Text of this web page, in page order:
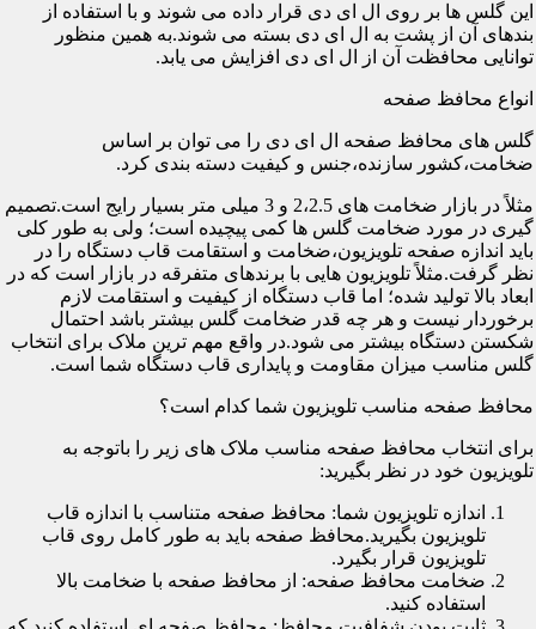
این گلس ها بر روی ال ای دی قرار داده می شوند و با استفاده از
بندهای آن از پشت به ال ای دی بسته می شوند.به همین منظور
توانایی محافظت آن از ال ای دی افزایش می یابد.
انواع محافظ صفحه
گلس های محافظ صفحه ال ای دی را می توان بر اساس
ضخامت،کشور سازنده،جنس و کیفیت دسته بندی کرد.
مثلاً در بازار ضخامت های 2،2.5 و 3 میلی متر بسیار رایج است.تصمیم
گیری در مورد ضخامت گلس ها کمی پیچیده است؛ ولی به طور کلی
باید اندازه صفحه تلویزیون،ضخامت و استقامت قاب دستگاه را در
نظر گرفت.مثلاً تلویزیون هایی با برندهای متفرقه در بازار است که در
ابعاد بالا تولید شده؛ اما قاب دستگاه از کیفیت و استقامت لازم
برخوردار نیست و هر چه قدر ضخامت گلس بیشتر باشد احتمال
شکستن دستگاه بیشتر می شود.در واقع مهم ترین ملاک برای انتخاب
گلس مناسب میزان مقاومت و پایداری قاب دستگاه شما است.
محافظ صفحه مناسب تلویزیون شما کدام است؟
برای انتخاب محافظ صفحه مناسب ملاک های زیر را باتوجه به
تلویزیون خود در نظر بگیرید:
اندازه تلویزیون شما: محافظ صفحه متناسب با اندازه قاب
تلویزیون بگیرید.محافظ صفحه باید به طور کامل روی قاب
تلویزیون قرار بگیرد.
ضخامت محافظ صفحه: از محافظ صفحه با ضخامت بالا
استفاده کنید.